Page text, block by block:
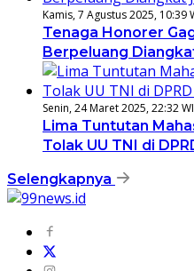
Kamis, 7 Agustus 2025, 10:39
Tenaga Honorer
Berpeluang
Senin, 24 Maret 2025, 22:32
Lima Tuntutan
Tolak UU TNI di
Selengkapnya